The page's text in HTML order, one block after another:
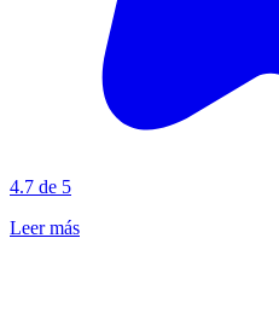
4.7 de 5
Leer más